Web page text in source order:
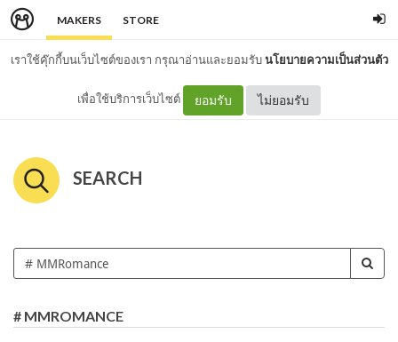
MAKERS STORE
เราใช้คุ๊กกี้บนเว็บไซต์ของเรา กรุณาอ่านและยอมรับนโยบายความเป็นส่วนตัว
เพื่อใช้บริการเว็บไซต์ ยอมรับ ไม่ยอมรับ
SEARCH
# MMROMANCE